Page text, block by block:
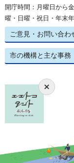
開庁時間：月曜日から
曜・日曜・祝日・年末年
ご意見・お問い合わ
市の機構と主な事務